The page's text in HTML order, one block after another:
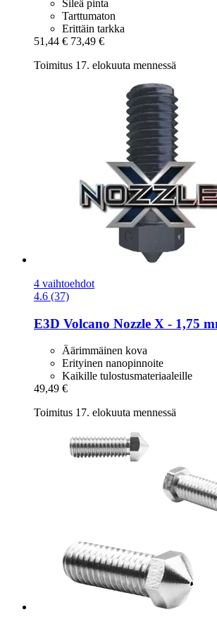
Sileä pinta
Tarttumaton
Erittäin tarkka
51,44 € 73,49 €
Toimitus 17. elokuuta mennessä
4 vaihtoehdot
4.6 (37)
E3D Volcano Nozzle X -​ 1,75
Äärimmäinen kova
Erityinen nanopinnoite
Kaikille tulostusmateriaaleille
49,49 €
Toimitus 17. elokuuta mennessä